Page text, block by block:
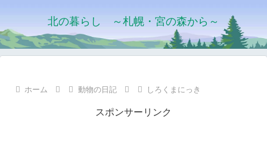
北の暮らし ～札幌・宮の森から～
ホーム 動物の日記 しろくまにっき
スポンサーリンク